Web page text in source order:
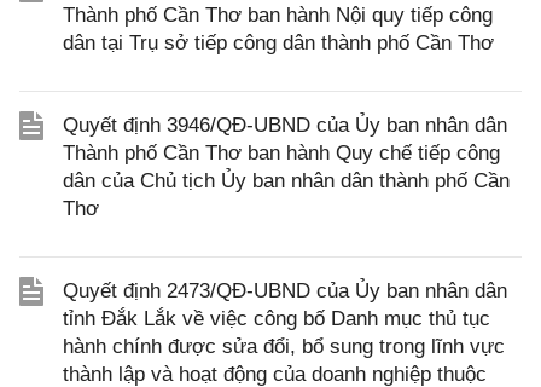
Thành phố Cần Thơ ban hành Nội quy tiếp công
dân tại Trụ sở tiếp công dân thành phố Cần Thơ
Quyết định 3946/QĐ-UBND của Ủy ban nhân dân
Thành phố Cần Thơ ban hành Quy chế tiếp công
dân của Chủ tịch Ủy ban nhân dân thành phố Cần
Thơ
Quyết định 2473/QĐ-UBND của Ủy ban nhân dân
tỉnh Đắk Lắk về việc công bố Danh mục thủ tục
hành chính được sửa đổi, bổ sung trong lĩnh vực
thành lập và hoạt động của doanh nghiệp thuộc